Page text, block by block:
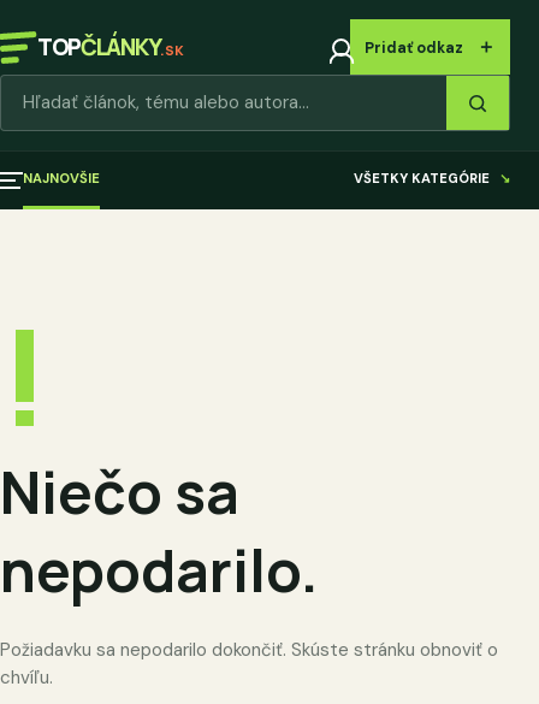
TOPČLÁNKY.SK Pridať odkaz ＋
NAJNOVŠIE VŠETKY KATEGÓRIE ↘
!
Niečo sa
nepodarilo.
Požiadavku sa nepodarilo dokončiť. Skúste stránku obnoviť o
chvíľu.